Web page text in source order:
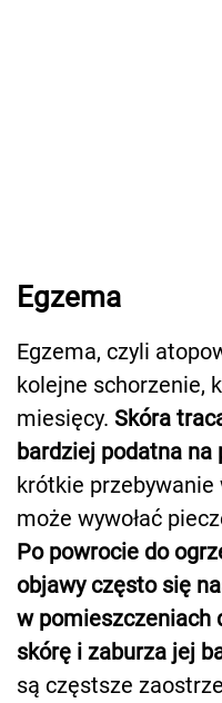
Egzema
Egzema, czyli
kolejne schorzenie,
miesięcy. Skóra
bardziej podatna na
krótkie
może wywołać
Po powrocie do
objawy często się
w pomieszczeniach
skórę i zaburza jej
są częstsze